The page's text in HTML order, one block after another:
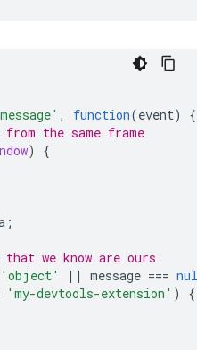
, function(event)
{
the same frame
)
{
;
we know are ours
'object' || message ===
'my-devtools-extension' )
{